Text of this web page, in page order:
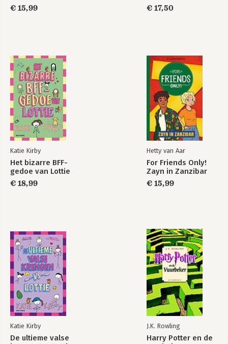
€ 15,99
€ 17,50
Katie Kirby
Het bizarre BFF-
gedoe van Lottie
€ 18,99
Hetty van Aar
For Friends Only!
Zayn in Zanzibar
€ 15,99
Katie Kirby
De ultieme valse
J.K. Rowling
Harry Potter en de